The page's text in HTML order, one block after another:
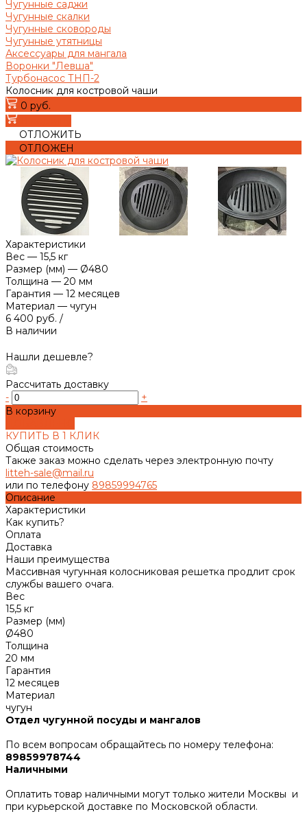
Чугунные саджи
Чугунные скалки
Чугунные сковороды
Чугунные утятницы
Аксессуары для мангала
Воронки "Левша"
Турбонасос ТНП-2
Колосник для костровой чаши
0 руб.
ОТЛОЖИТЬ
ОТЛОЖЕН
Характеристики
Вес — 15,5 кг
Размер (мм) — Ø480
Толщина — 20 мм
Гарантия — 12 месяцев
Материал — чугун
6 400 руб. /
В наличии
Нашли дешевле?
Рассчитать доставку
-
+
В корзину
КУПИТЬ В 1 КЛИК
Общая стоимость
Также заказ можно сделать через электронную почту
litteh-sale@mail.ru
или по телефону 89859994765
Описание
Характеристики
Как купить?
Оплата
Доставка
Наши преимущества
Массивная чугунная колосниковая решетка продлит срок
службы вашего очага.
Вес
15,5 кг
Размер (мм)
Ø480
Толщина
20 мм
Гарантия
12 месяцев
Материал
чугун
Отдел чугунной посуды и мангалов
По всем вопросам обращайтесь по номеру телефона:
89859978744
Наличными
Оплатить товар наличными могут только жители Москвы и
при курьерской доставке по Московской области.